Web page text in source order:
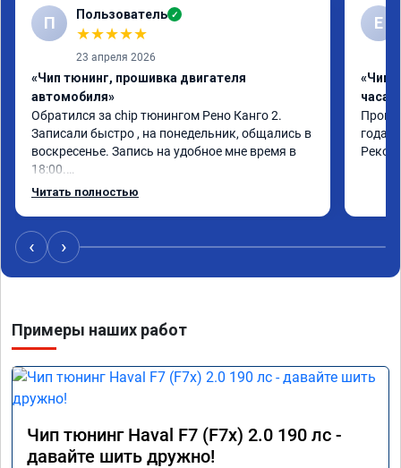
П Пользователь ✓
★★★★★
23 апреля 2026
«Чип тюнинг, прошивка двигателя
автомобиля»
Обратился за chip тюнингом Рено Канго 2.
Записали быстро , на понедельник, общались в
воскресенье. Запись на удобное мне время в
18:00.
Работу выполнили за 30 минут, качественно,
Читать полностью
Е
«Чип
часа»
года.
‹ ›
Примеры наших работ
Чип тюнинг Haval F7 (F7x) 2.0 190 лс -
давайте шить дружно!